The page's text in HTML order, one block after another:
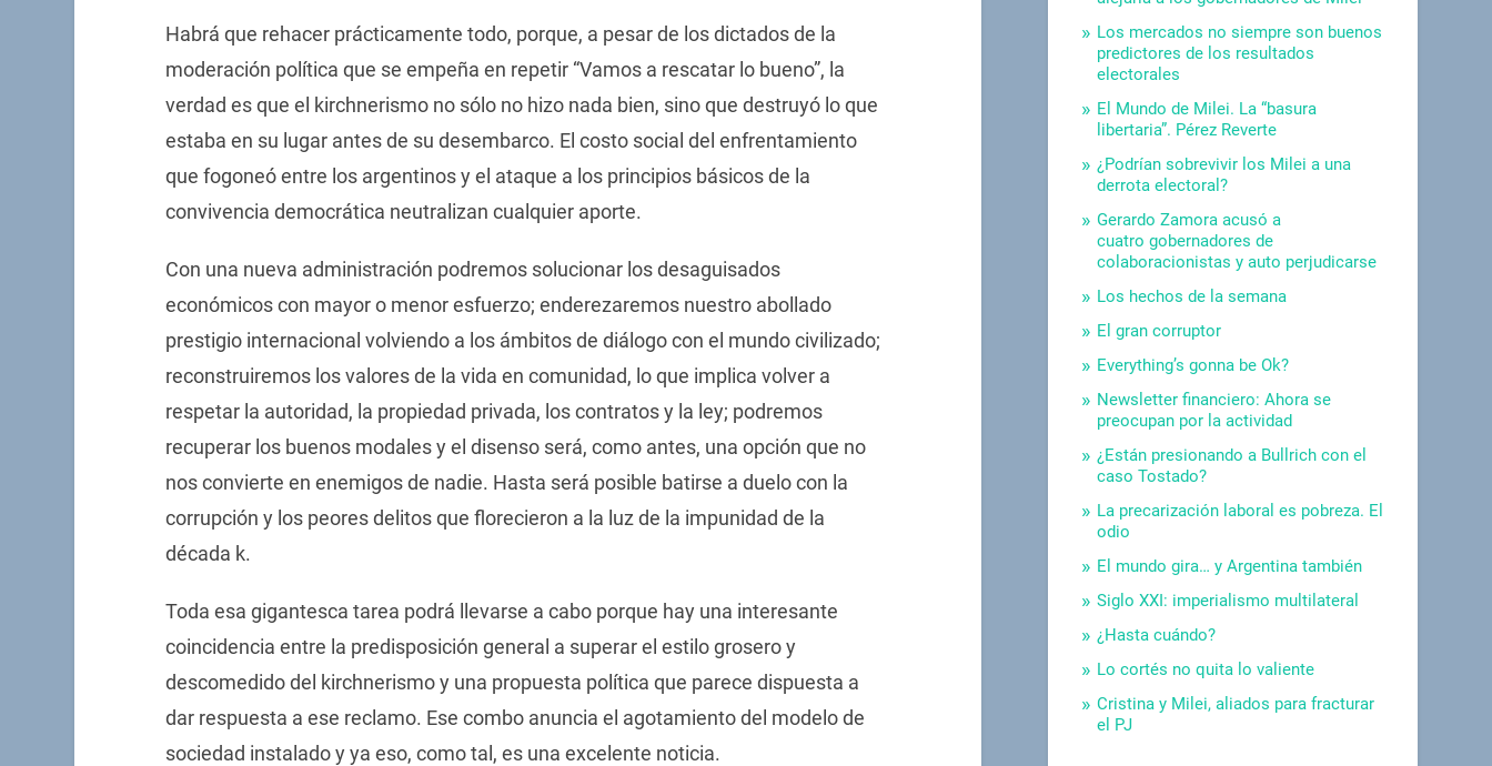
Habrá que rehacer prácticamente todo, porque, a pesar de los dictados de la
moderación política que se empeña en repetir “Vamos a rescatar lo bueno”, la
verdad es que el kirchnerismo no sólo no hizo nada bien, sino que destruyó lo que
estaba en su lugar antes de su desembarco. El costo social del enfrentamiento
que fogoneó entre los argentinos y el ataque a los principios básicos de la
convivencia democrática neutralizan cualquier aporte.
Con una nueva administración podremos solucionar los desaguisados
económicos con mayor o menor esfuerzo; enderezaremos nuestro abollado
prestigio internacional volviendo a los ámbitos de diálogo con el mundo civilizado;
reconstruiremos los valores de la vida en comunidad, lo que implica volver a
respetar la autoridad, la propiedad privada, los contratos y la ley; podremos
recuperar los buenos modales y el disenso será, como antes, una opción que no
nos convierte en enemigos de nadie. Hasta será posible batirse a duelo con la
corrupción y los peores delitos que florecieron a la luz de la impunidad de la
década k.
Toda esa gigantesca tarea podrá llevarse a cabo porque hay una interesante
coincidencia entre la predisposición general a superar el estilo grosero y
descomedido del kirchnerismo y una propuesta política que parece dispuesta a
dar respuesta a ese reclamo. Ese combo anuncia el agotamiento del modelo de
sociedad instalado y ya eso, como tal, es una excelente noticia.
Los mercados no siempre son buenos
predictores de los resultados
electorales
El Mundo de Milei. La “basura
libertaria”. Pérez Reverte
¿Podrían sobrevivir los Milei a una
derrota electoral?
Gerardo Zamora acusó a
cuatro gobernadores de
colaboracionistas y auto perjudicarse
Los hechos de la semana
El gran corruptor
Everything’s gonna be Ok?
Newsletter financiero: Ahora se
preocupan por la actividad
¿Están presionando a Bullrich con el
caso Tostado?
La precarización laboral es pobreza. El
odio
El mundo gira… y Argentina también
Siglo XXI: imperialismo multilateral
¿Hasta cuándo?
Lo cortés no quita lo valiente
Cristina y Milei, aliados para fracturar
el PJ